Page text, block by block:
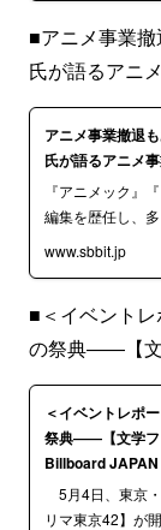
■アニメ事業
氏が語るアニ
アニメ事業撤退
氏が語るアニメ
『アニメック』
編集を歴任し、
www.sbbit.jp
■＜イベント
の祭典――【文
＜イベントレポ
祭典――【文学フ
Billboard JAPAN
5月4日、東京
リマ東京42】が